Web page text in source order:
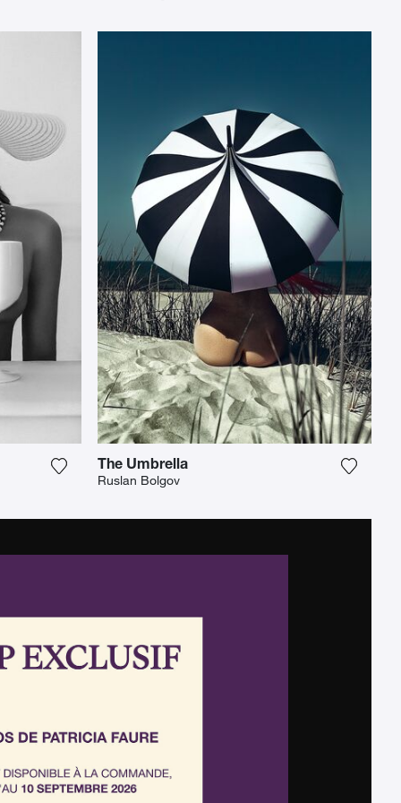
hinzu Fügen Sie das Foto meiner Wunschliste hinzu
The Umbrella
Ruslan Bolgov